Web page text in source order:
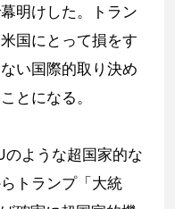
明けした。トラン
国にとって損をす
い国際的取り決め
とになる。
のような超国家的な
トランプ「大統